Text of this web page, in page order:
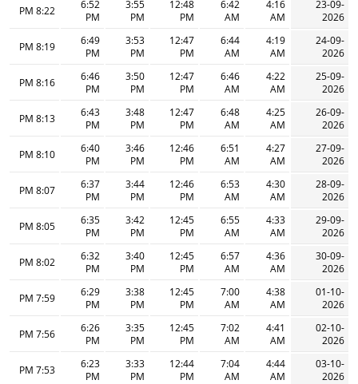
23-09-
2026
4:16
AM
6:42
AM
12:48
PM
3:55
PM
6:52
PM
8:22 PM
24-09-
2026
4:19
AM
6:44
AM
12:47
PM
3:53
PM
6:49
PM
8:19 PM
25-09-
2026
4:22
AM
6:46
AM
12:47
PM
3:50
PM
6:46
PM
8:16 PM
26-09-
2026
4:25
AM
6:48
AM
12:47
PM
3:48
PM
6:43
PM
8:13 PM
27-09-
2026
4:27
AM
6:51
AM
12:46
PM
3:46
PM
6:40
PM
8:10 PM
28-09-
2026
4:30
AM
6:53
AM
12:46
PM
3:44
PM
6:37
PM
8:07 PM
29-09-
2026
4:33
AM
6:55
AM
12:45
PM
3:42
PM
6:35
PM
8:05 PM
30-09-
2026
4:36
AM
6:57
AM
12:45
PM
3:40
PM
6:32
PM
8:02 PM
01-10-
2026
4:38
AM
7:00
AM
12:45
PM
3:38
PM
6:29
PM
7:59 PM
02-10-
2026
4:41
AM
7:02
AM
12:45
PM
3:35
PM
6:26
PM
7:56 PM
03-10-
2026
4:44
AM
7:04
AM
12:44
PM
3:33
PM
6:23
PM
7:53 PM